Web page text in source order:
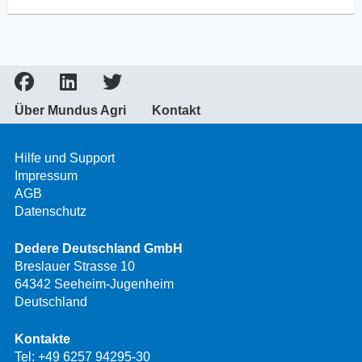
Über Mundus Agri Kontakt
Hilfe und Support
Impressum
AGB
Datenschutz
Dedere Deutschland GmbH
Breslauer Strasse 10
64342 Seeheim-Jugenheim
Deutschland
Kontakte
Tel: +49 6257 94295-30